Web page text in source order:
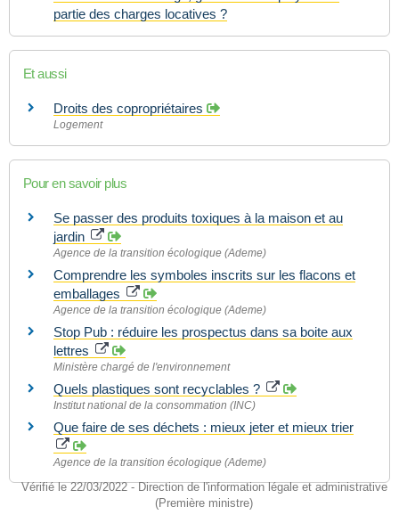
Vérifié le 22/03/2022 - Direction de l'information légale et administrative
(Première ministre)
partie des charges locatives ?
Et aussi
Droits des copropriétaires
Logement
Pour en savoir plus
Se passer des produits toxiques à la maison et au
jardin
Agence de la transition écologique (Ademe)
Comprendre les symboles inscrits sur les flacons et
emballages
Agence de la transition écologique (Ademe)
Stop Pub : réduire les prospectus dans sa boite aux
lettres
Ministère chargé de l'environnement
Quels plastiques sont recyclables ?
Institut national de la consommation (INC)
Que faire de ses déchets : mieux jeter et mieux trier
Agence de la transition écologique (Ademe)